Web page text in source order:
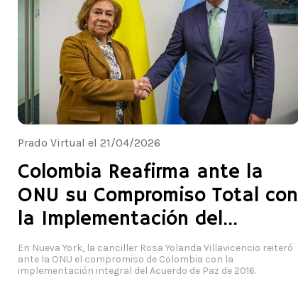
Prado Virtual el 21/04/2026
Colombia Reafirma ante la
ONU su Compromiso Total con
la Implementación del
Acuerdo de Paz
En Nueva York, la canciller Rosa Yolanda Villavicencio reiteró
ante la ONU el compromiso de Colombia con la
implementación integral del Acuerdo de Paz de 2016.